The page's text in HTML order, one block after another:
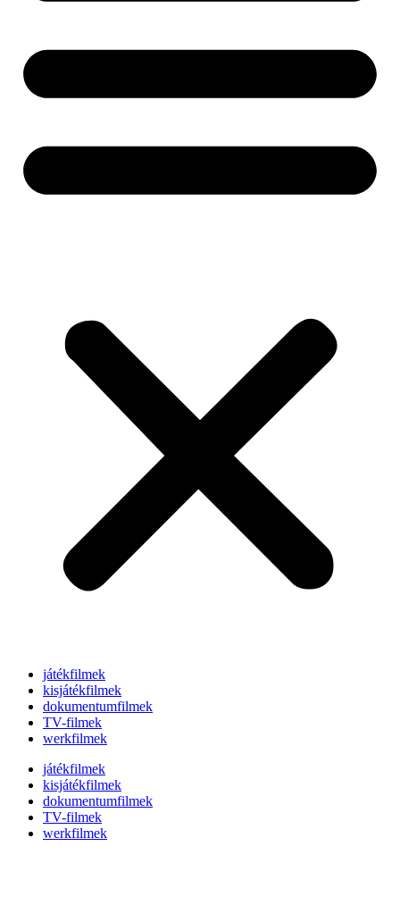
játékfilmek
kisjátékfilmek
dokumentumfilmek
TV-filmek
werkfilmek
játékfilmek
kisjátékfilmek
dokumentumfilmek
TV-filmek
werkfilmek